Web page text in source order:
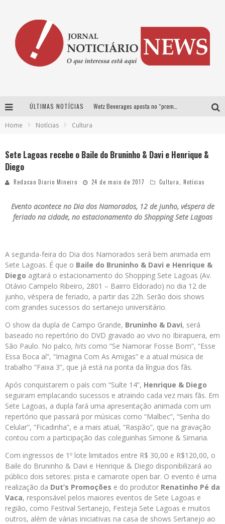
ÚLTIMAS NOTÍCIAS
Home Notícias Cultura
Sete Lagoas recebe o Baile do Bruninho & Davi e Henrique &
Diego
Redacao Diario Mineiro 24 de maio de 2017 Cultura Notícias
Evento acontece no Dia dos Namorados, 12 de junho, véspera de
feriado na cidade, no estacionamento do Shopping Sete Lagoas
A segunda-feira do Dia dos Namorados será bem animada em
Sete Lagoas. É que o Baile do Bruninho & Davi e Henrique &
Diego agitará o estacionamento do Shopping Sete Lagoas (Av.
Otávio Campelo Ribeiro, 2801 – Bairro Eldorado) no dia 12 de
junho, véspera de feriado, a partir das 22h. Serão dois shows
com grandes sucessos do sertanejo universitário.
O show da dupla de Campo Grande, Bruninho & Davi, será
baseado no repertório do DVD gravado ao vivo no Ibirapuera, em
São Paulo. No palco, hits como “Se Namorar Fosse Bom”, “Esse
Essa Boca aí”, “Imagina Com As Amigas” e a atual música de
trabalho “Faixa 3”, que já está na ponta da língua dos fãs.
Após conquistarem o país com “Suíte 14”, Henrique & Diego
seguiram emplacando sucessos e atraindo cada vez mais fãs. Em
Sete Lagoas, a dupla fará uma apresentação animada com um
repertório que passará por músicas como “Malbec”, “Senha do
Celular”, “Ficadinha”, e a mais atual, “Raspão”, que na gravação
contou com a participação das coleguinhas Simone & Simaria.
Com ingressos de 1º lote limitados entre R$ 30,00 e R$120,00, o
Baile do Bruninho & Davi e Henrique & Diego disponibilizará ao
público dois setores: pista e camarote open bar. O evento é uma
realização da Dut’s Promoções e do produtor Renatinho Pé da
Vaca, responsável pelos maiores eventos de Sete Lagoas e
região, como Festival Sertanejo, Festeja Sete Lagoas e muitos
outros, além de várias iniciativas na casa de shows Sertanejo ao